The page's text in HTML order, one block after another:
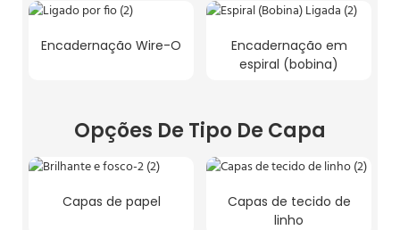
Encadernação Wire-O
Encadernação em
espiral (bobina)
Opções De Tipo De Capa
Capas de papel
Capas de tecido de
linho